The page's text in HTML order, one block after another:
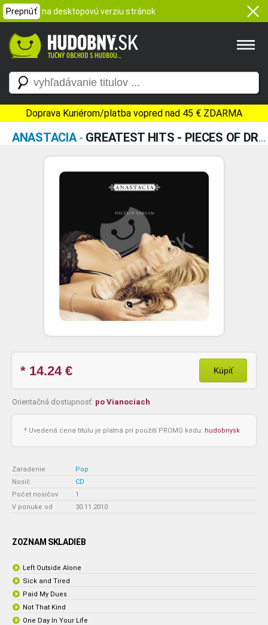
Prepnúť na desktopovú verziu stránok
Doprava Kuriérom/platba vopred nad 45 € ZDARMA
ANASTACIA- GREATEST HITS - PIECES OF DREAM
* 14.24€ Kúpiť
Orientačná dostupnosť: po Vianociach
* Uvedená cena titulu je platná pri použití PROMO kódu: hudobnysk
Zaradenie : Pop
Nosič
: CD
Počet nosičov
: 1
V ponuke od
: 30.11.2010
ZOZNAM SKLADIEB
Left Outside Alone
Sick and Tired
Paid My Dues
Not That Kind
One Day In Your Life